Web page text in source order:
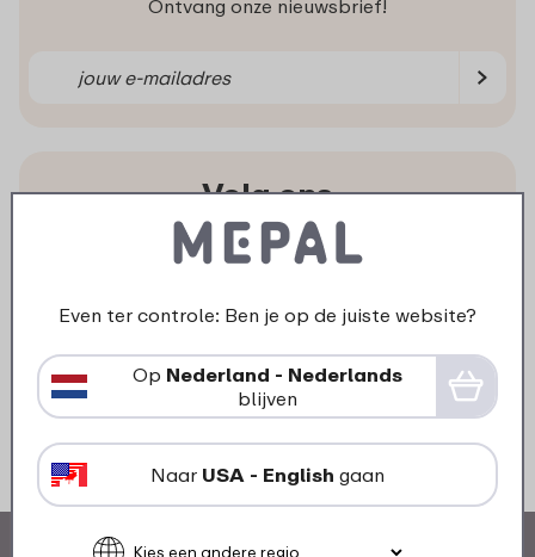
Ontvang onze nieuwsbrief!
Volg ons
Ook op de sociale kanalen zijn we volop
Even ter controle: Ben je op de juiste website?
Op Nederland - Nederlands
blijven
Naar USA - English gaan